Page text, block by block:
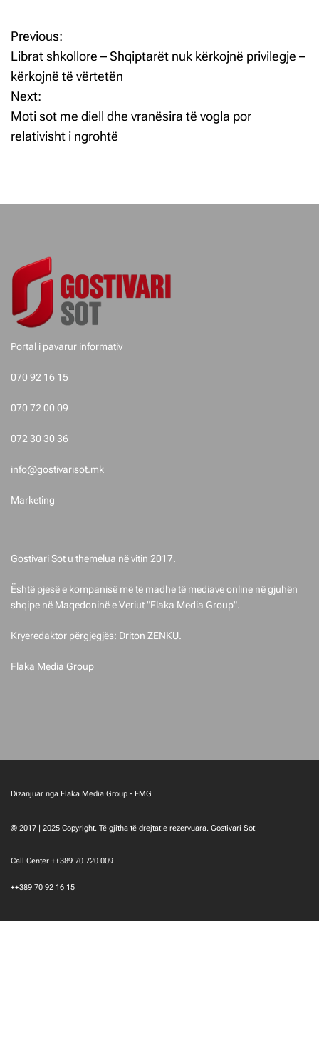
L
ë
v
i
e
p
o
s
t
i
m
e
Previous:
Librat shkollore – Shqiptarët nuk kërkojnë privilegje –
kërkojnë të vërtetën
Next:
Moti sot me diell dhe vranësira të vogla por
relativisht i ngrohtë
Portal i pavarur informativ
070 92 16 15
070 72 00 09
072 30 30 36
info@gostivarisot.mk
Marketing
Gostivari Sot u themelua në vitin 2017.
Është pjesë e kompanisë më të madhe të mediave online në gjuhën
shqipe në Maqedoninë e Veriut "Flaka Media Group".
Kryeredaktor përgjegjës: Driton ZENKU.
Flaka Media Group
Dizanjuar nga Flaka Media Group - FMG
© 2017 | 2025 Copyright. Të gjitha të drejtat e rezervuara. Gostivari Sot
Call Center ++389 70 720 009
++389 70 92 16 15